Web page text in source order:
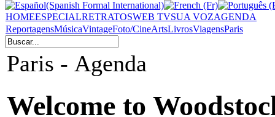
HOMEESPECIALRETRATOSWEB TVSUA VOZAGENDA
ReportagensMúsicaVintageFoto/CineArtsLivrosViagensParis
Paris - Agenda
Welcome to